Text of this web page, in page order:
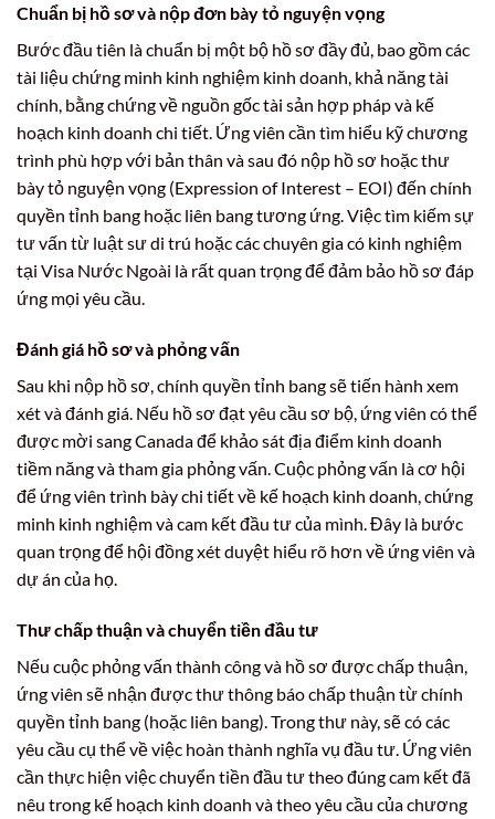
Chuẩn bị hồ sơ và nộp đơn bày tỏ nguyện vọng
Bước đầu tiên là chuẩn bị một bộ hồ sơ đầy đủ, bao gồm các
tài liệu chứng minh kinh nghiệm kinh doanh, khả năng tài
chính, bằng chứng về nguồn gốc tài sản hợp pháp và kế
hoạch kinh doanh chi tiết. Ứng viên cần tìm hiểu kỹ chương
trình phù hợp với bản thân và sau đó nộp hồ sơ hoặc thư
bày tỏ nguyện vọng (Expression of Interest – EOI) đến chính
quyền tỉnh bang hoặc liên bang tương ứng. Việc tìm kiếm sự
tư vấn từ luật sư di trú hoặc các chuyên gia có kinh nghiệm
tại Visa Nước Ngoài là rất quan trọng để đảm bảo hồ sơ đáp
ứng mọi yêu cầu.
Đánh giá hồ sơ và phỏng vấn
Sau khi nộp hồ sơ, chính quyền tỉnh bang sẽ tiến hành xem
xét và đánh giá. Nếu hồ sơ đạt yêu cầu sơ bộ, ứng viên có thể
được mời sang Canada để khảo sát địa điểm kinh doanh
tiềm năng và tham gia phỏng vấn. Cuộc phỏng vấn là cơ hội
để ứng viên trình bày chi tiết về kế hoạch kinh doanh, chứng
minh kinh nghiệm và cam kết đầu tư của mình. Đây là bước
quan trọng để hội đồng xét duyệt hiểu rõ hơn về ứng viên và
dự án của họ.
Thư chấp thuận và chuyển tiền đầu tư
Nếu cuộc phỏng vấn thành công và hồ sơ được chấp thuận,
ứng viên sẽ nhận được thư thông báo chấp thuận từ chính
quyền tỉnh bang (hoặc liên bang). Trong thư này, sẽ có các
yêu cầu cụ thể về việc hoàn thành nghĩa vụ đầu tư. Ứng viên
cần thực hiện việc chuyển tiền đầu tư theo đúng cam kết đã
nêu trong kế hoạch kinh doanh và theo yêu cầu của chương